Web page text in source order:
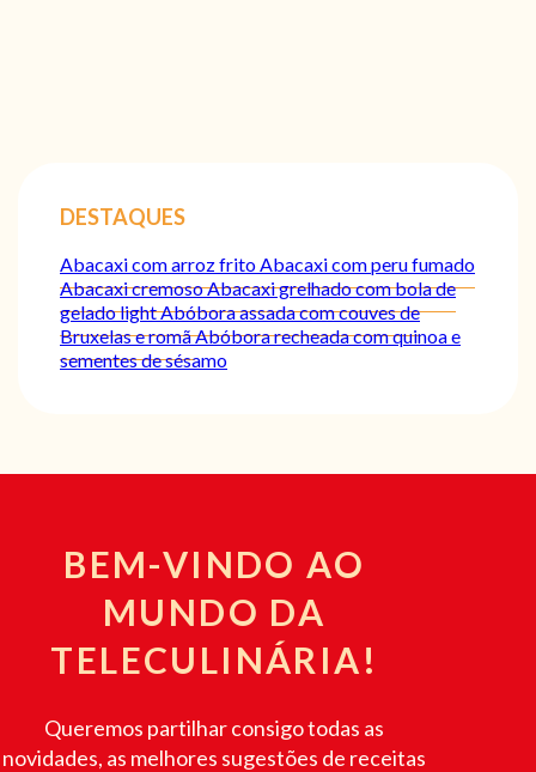
DESTAQUES
Abacaxi com arroz frito Abacaxi com peru fumado
Abacaxi cremosoAbacaxi grelhado com bola de
gelado lightAbóbora assada com couves de
Bruxelas e romãAbóbora recheada com quinoa e
sementes de sésamo
BEM-VINDO AO
MUNDO DA
TELECULINÁRIA!
Queremos partilhar consigo todas as
novidades, as melhores sugestões de receitas